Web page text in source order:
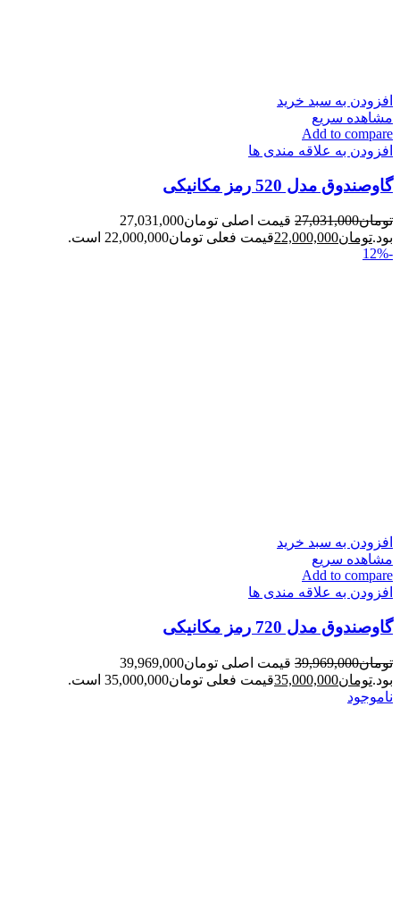
افزودن به سبد خرید
مشاهده سریع
Add to compare
افزودن به علاقه مندی ها
گاوصندوق مدل 520 رمز مکانیکی
تومان27,031,000
قیمت اصلی تومان27,031,000
بود.تومان22,000,000قیمت فعلی تومان22,000,000 است.
-12%
افزودن به سبد خرید
مشاهده سریع
Add to compare
افزودن به علاقه مندی ها
گاوصندوق مدل 720 رمز مکانیکی
تومان39,969,000
قیمت اصلی تومان39,969,000
بود.تومان35,000,000قیمت فعلی تومان35,000,000 است.
ناموجود